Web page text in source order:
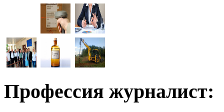
Профессия журналист: